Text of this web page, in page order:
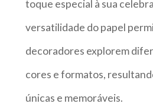
toque especial à sua
versatilidade do papel
decoradores explorem
cores e formatos,
únicas e memoráveis.